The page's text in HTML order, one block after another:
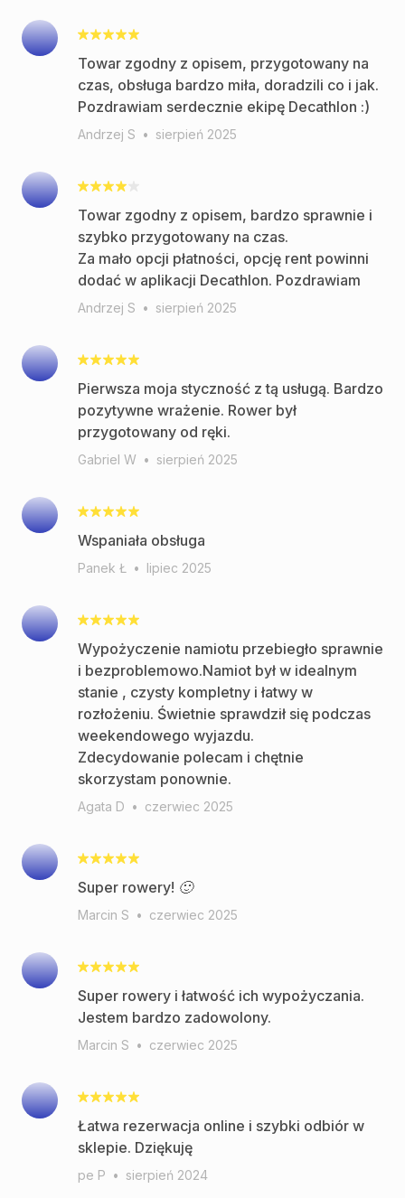
Towar zgodny z opisem, przygotowany na
czas, obsługa bardzo miła, doradzili co i jak.
Pozdrawiam serdecznie ekipę Decathlon :)
Andrzej S • sierpień 2025
Towar zgodny z opisem, bardzo sprawnie i
szybko przygotowany na czas.
Za mało opcji płatności, opcję rent powinni
dodać w aplikacji Decathlon. Pozdrawiam
Andrzej S • sierpień 2025
Pierwsza moja styczność z tą usługą. Bardzo
pozytywne wrażenie. Rower był
przygotowany od ręki.
Gabriel W • sierpień 2025
Wspaniała obsługa
Panek Ł • lipiec 2025
Wypożyczenie namiotu przebiegło sprawnie
i bezproblemowo.Namiot był w idealnym
stanie , czysty kompletny i łatwy w
rozłożeniu. Świetnie sprawdził się podczas
weekendowego wyjazdu.
Zdecydowanie polecam i chętnie
skorzystam ponownie.
Agata D • czerwiec 2025
Super rowery! 🙂
Marcin S • czerwiec 2025
Super rowery i łatwość ich wypożyczania.
Jestem bardzo zadowolony.
Marcin S • czerwiec 2025
Łatwa rezerwacja online i szybki odbiór w
sklepie. Dziękuję
pe P • sierpień 2024